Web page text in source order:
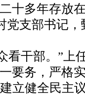
十多年存放
党支部书记
看干部。”上
要务，严格
立健全民主